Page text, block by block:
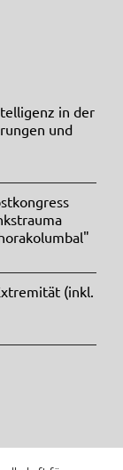
in der
und
(inkl.